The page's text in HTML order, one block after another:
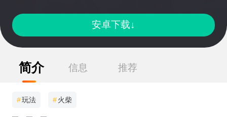
安卓下载↓
简介 信息 推荐
#玩法 #火柴